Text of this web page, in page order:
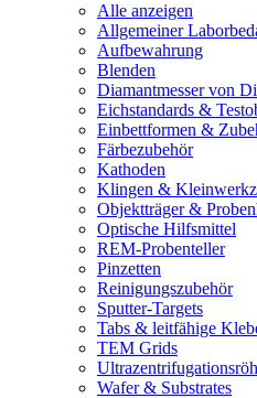
Alle anzeigen
Allgemeiner
Aufbewahrung
Blenden
Diamantmesser von
Eichstandards &
Einbettformen &
Färbezubehör
Kathoden
Klingen &
Objektträger &
Optische Hilfsmittel
REM-Probenteller
Pinzetten
Reinigungszubehör
Sputter-Targets
Tabs & leitfähige
TEM Grids
Wafer & Substrates